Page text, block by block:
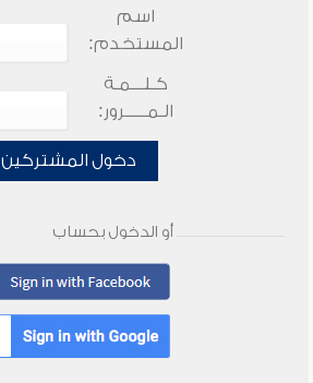
اسم
المستخدم:
كـلـــمـة
الـمـــــرور:
دخول المشتركين
أو الدخول بحساب